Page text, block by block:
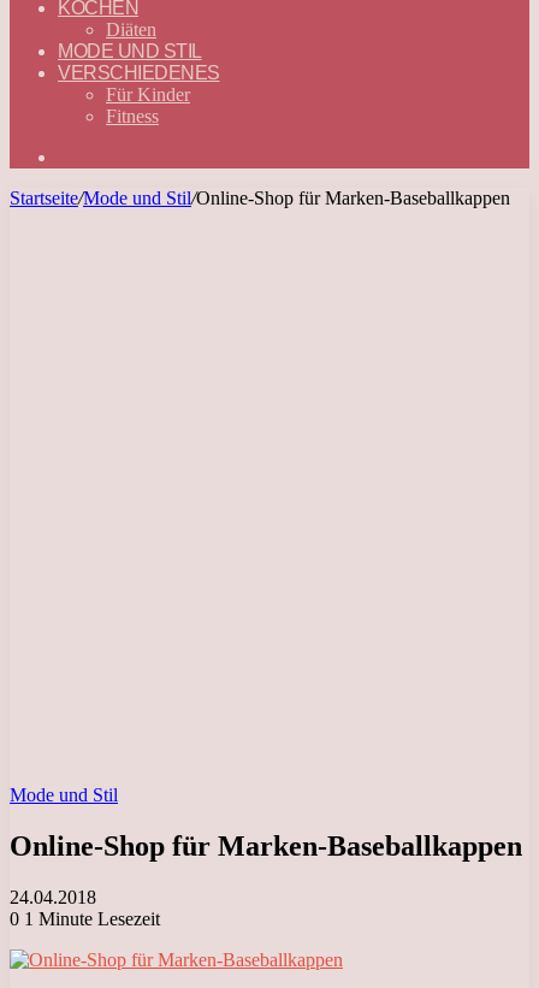
KOCHEN
Diäten
MODE UND STIL
VERSCHIEDENES
Für Kinder
Fitness
Startseite/Mode und Stil/Online-Shop für Marken-Baseballkappen
Mode und Stil
Online-Shop für Marken-Baseballkappen
24.04.2018
0 1 Minute Lesezeit